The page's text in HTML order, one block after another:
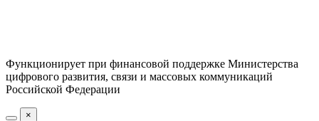
Функционирует при финансовой поддержке Министерства
цифрового развития, связи и массовых коммуникаций
Российской Федерации
×